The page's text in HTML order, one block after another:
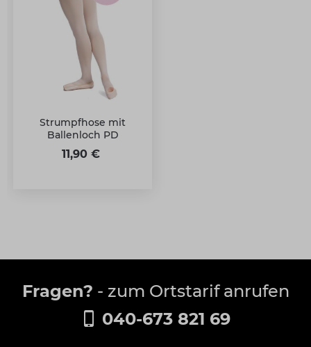
Strumpfhose mit
Ballenloch PD
11,90 €
Fragen? - zum Ortstarif anrufen
040-673 821 69